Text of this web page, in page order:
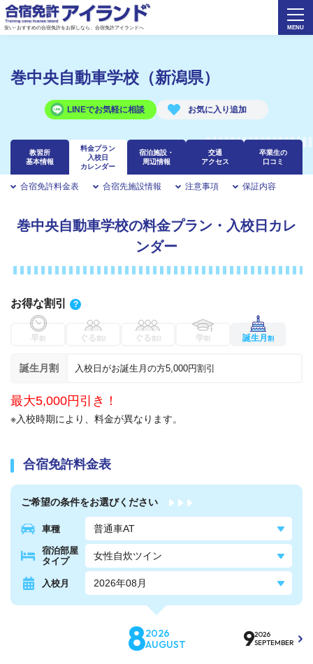
安い･おすすめの合宿免許をお探しなら、合宿免許アイランドへ
巻中央自動車学校（新潟県）
LINEでお気軽に相談
教習所
基本情報
料金プラン
入校日
カレンダー
宿泊施設・
周辺情報
交通
アクセス
卒業生の
口コミ
合宿免許料金表 合宿先施設情報 注意事項 保証内容
巻中央自動車学校の料金プラン・入校日カレ
ンダー
お得な割引 ?
早割 ぐる 割2 ぐる 割3 学 誕生月割
誕生月割 入校日がお誕生月の方5,000円割引
最大5,000円引き！
※入校時期により、料金が異なります。
合宿免許料金表
ご希望の条件をお選びください
車種
宿泊部屋
タイプ
入校月
82026
AUGUST
92026
SEPTEMBER